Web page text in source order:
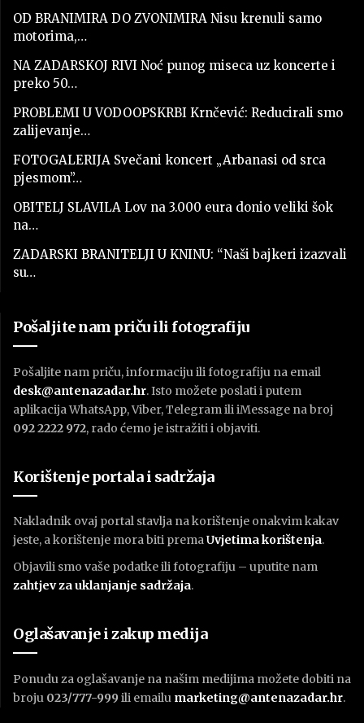
OD BRANIMIRA DO ZVONIMIRA Nisu krenuli samo
motorima,…
NA ZADARSKOJ RIVI Noć punog miseca uz koncerte i
preko 50…
PROBLEMI U VODOOPSKRBI Krnčević: Reducirali smo
zalijevanje…
FOTOGALERIJA Svečani koncert „Arbanasi od srca
pjesmom”…
OBITELJ SLAVILA Lov na 3.000 eura donio veliki šok
na…
ZADARSKI BRANITELJI U KNINU: “Naši bajkeri izazvali
su…
Pošaljite nam priču ili fotografiju
Pošaljite nam priču, informaciju ili fotografiju na email
desk@antenazadar.hr. Isto možete poslati i putem
aplikacija WhatsApp, Viber, Telegram ili iMessage na broj
092 2222 972, rado ćemo je istražiti i objaviti.
Korištenje portala i sadržaja
Nakladnik ovaj portal stavlja na korištenje onakvim kakav
jeste, a korištenje mora biti premaUvjetima korištenja.
Objavili smo vaše podatke ili fotografiju – uputite nam
zahtjev za uklanjanje sadržaja.
Oglašavanje i zakup medija
Ponudu za oglašavanje na našim medijima možete dobiti na
broju 023/777-999 ili emailu marketing@antenazadar.hr.